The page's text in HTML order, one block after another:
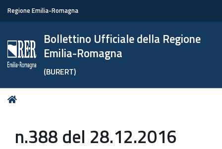
Regione Emilia-Romagna
Bollettino Ufficiale della Regione
Emilia-Romagna
(BURERT)
Tu
n.388 del 28.12.2016